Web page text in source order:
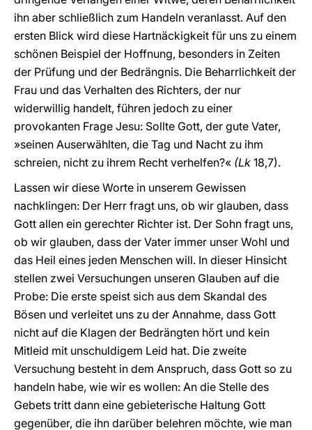
ihn aber schließlich zum Handeln veranlasst. Auf den
ersten Blick wird diese Hartnäckigkeit für uns zu einem
schönen Beispiel der Hoffnung, besonders in Zeiten
der Prüfung und der Bedrängnis. Die Beharrlichkeit der
Frau und das Verhalten des Richters, der nur
widerwillig handelt, führen jedoch zu einer
provokanten Frage Jesu: Sollte Gott, der gute Vater,
»seinen Auserwählten, die Tag und Nacht zu ihm
schreien, nicht zu ihrem Recht verhelfen?« (Lk 18,7).
Lassen wir diese Worte in unserem Gewissen
nachklingen: Der Herr fragt uns, ob wir glauben, dass
Gott allen ein gerechter Richter ist. Der Sohn fragt uns,
ob wir glauben, dass der Vater immer unser Wohl und
das Heil eines jeden Menschen will. In dieser Hinsicht
stellen zwei Versuchungen unseren Glauben auf die
Probe: Die erste speist sich aus dem Skandal des
Bösen und verleitet uns zu der Annahme, dass Gott
nicht auf die Klagen der Bedrängten hört und kein
Mitleid mit unschuldigem Leid hat. Die zweite
Versuchung besteht in dem Anspruch, dass Gott so zu
handeln habe, wie wir es wollen: An die Stelle des
Gebets tritt dann eine gebieterische Haltung Gott
gegenüber, die ihn darüber belehren möchte, wie man